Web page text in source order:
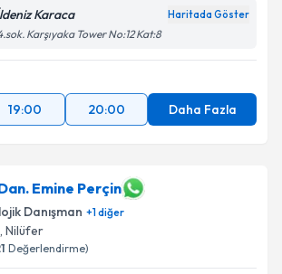
Karaca Haritada Göster
Karşıyaka Tower No:12 Kat:8
19:00 20:00 Daha Fazla
Emine Perçin
Danışman +1diğer
, Nilüfer
Değerlendirme)